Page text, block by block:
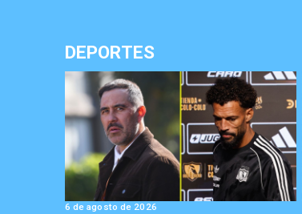
DEPORTES
6 de agosto de 2026